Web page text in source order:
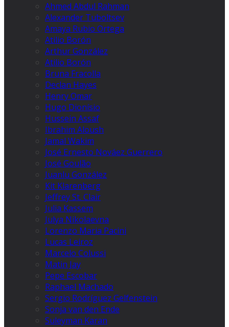
Ahmed Abdul Rahman
Alexander Tuboltsev
Amaya Rubio Ortega
Atilio Borón
Arthur González
Atilio Borón
Bruna Fracolla
Declan Hayes
Henry Omar
Hugo Dionísio
Hussein Assaf
Ibrahim Aloush
Jamal Wakim
José Ernesto Nováez Guerrero
José Goulão
Juanlu González
Kit Klarenberg
Jeffrey St. Clair
Julia Kassem
Julya Nikolaevna
Lorenzo Maria Pacini
Lucas Leiroz
Marcelo Colussi
Matin Jay
Pepe Escobar
Raphael Machado
Sergio Rodríguez Gelfenstein
Sonja van den Ende
Suleyman Karan